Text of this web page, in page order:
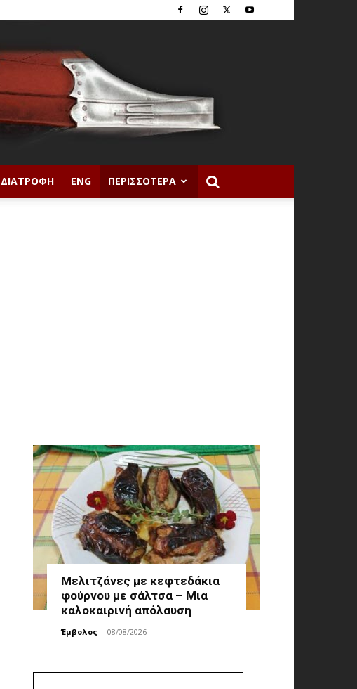
ΔΙΑΤΡΟΦΉ ENG ΠΕΡΙΣΣΌΤΕΡΑ
Μελιτζάνες με κεφτεδάκια
φούρνου με σάλτσα – Μια
καλοκαιρινή απόλαυση
Έμβολος - 08/08/2026